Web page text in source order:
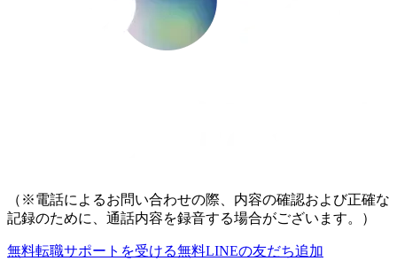
（※電話によるお問い合わせの際、内容の確認および正確な
記録のために、通話内容を録音する場合がございます。）
無料転職サポートを受ける無料LINEの友だち追加